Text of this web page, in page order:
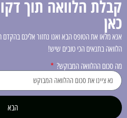
קבלת הלוואה תוך
כאן
אנא מלאו את הטופס הבא ואנו נחזור אליכם
הלוואה בתנאים הכי טובים שיש!
מה סכום ההלוואה המבוקש?
הבא